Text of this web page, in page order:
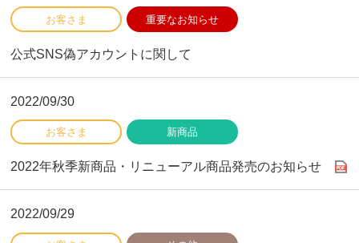
公式SNS偽アカウントに関して
2022/09/30
2022年秋季新商品・リニューアル商品発売のお知らせ
2022/09/29